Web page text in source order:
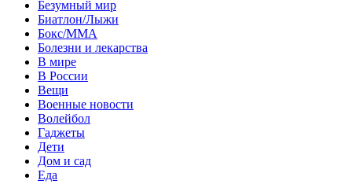
Безумный мир
Биатлон/Лыжи
Бокс/MMA
Болезни и лекарства
В мире
В России
Вещи
Военные новости
Волейбол
Гаджеты
Дети
Дом и сад
Еда